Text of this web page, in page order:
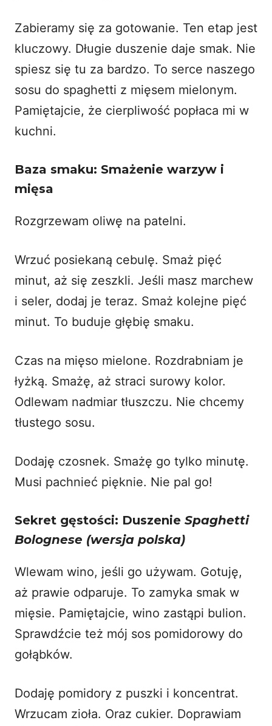
Zabieramy się za gotowanie. Ten etap jest
kluczowy. Długie duszenie daje smak. Nie
spiesz się tu za bardzo. To serce naszego
sosu do spaghetti z mięsem mielonym.
Pamiętajcie, że cierpliwość popłaca mi w
kuchni.
Baza smaku: Smażenie warzyw i
mięsa
Rozgrzewam oliwę na patelni.
Wrzuć posiekaną cebulę. Smaż pięć
minut, aż się zeszkli. Jeśli masz marchew
i seler, dodaj je teraz. Smaż kolejne pięć
minut. To buduje głębię smaku.
Czas na mięso mielone. Rozdrabniam je
łyżką. Smażę, aż straci surowy kolor.
Odlewam nadmiar tłuszczu. Nie chcemy
tłustego sosu.
Dodaję czosnek. Smażę go tylko minutę.
Musi pachnieć pięknie. Nie pal go!
Sekret gęstości: Duszenie Spaghetti
Bolognese (wersja polska)
Wlewam wino, jeśli go używam. Gotuję,
aż prawie odparuje. To zamyka smak w
mięsie. Pamiętajcie, wino zastąpi bulion.
Sprawdźcie też mój sos pomidorowy do
gołąbków.
Dodaję pomidory z puszki i koncentrat.
Wrzucam zioła. Oraz cukier. Doprawiam